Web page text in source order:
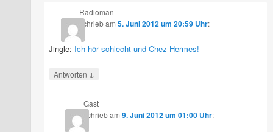
Radioman
schriebam 5. Juni 2012 um 20:59 Uhr:
Jingle: Ich hör schlecht und Chez Hermes!
Antworten ↓
Gast
schriebam9. Juni 2012 um 01:00 Uhr: